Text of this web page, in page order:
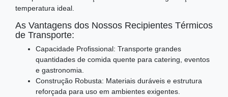
temperatura ideal.
As Vantagens dos Nossos Recipientes Térmicos
de Transporte:
Capacidade Profissional: Transporte grandes
quantidades de comida quente para catering, eventos
e gastronomia.
Construção Robusta: Materiais duráveis e estrutura
reforçada para uso em ambientes exigentes.